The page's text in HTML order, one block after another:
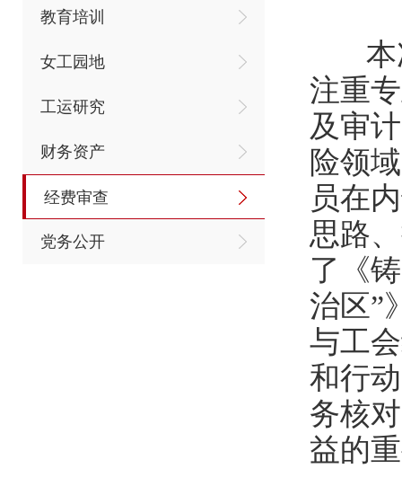
教育培训
女工园地
工运研究
财务资产
经费审查
党务公开
本次
注重
及审
险领
员在
思路
了《
治区”
与工
和行
务核
益的